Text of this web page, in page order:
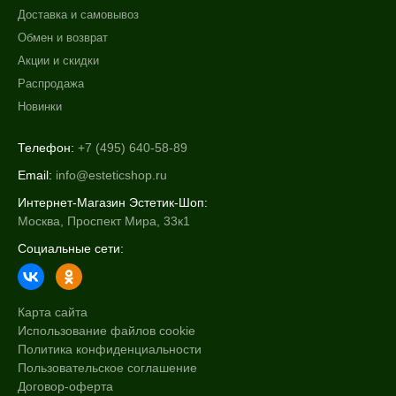
Доставка и самовывоз
Обмен и возврат
Акции и скидки
Распродажа
Новинки
Телефон: +7 (495) 640-58-89
Email: info@esteticshop.ru
Интернет-Магазин Эстетик-Шоп:
Москва, Проспект Мира, 33к1
Социальные сети:
Карта сайта
Использование файлов cookie
Политика конфиденциальности
Пользовательское соглашение
Договор-оферта